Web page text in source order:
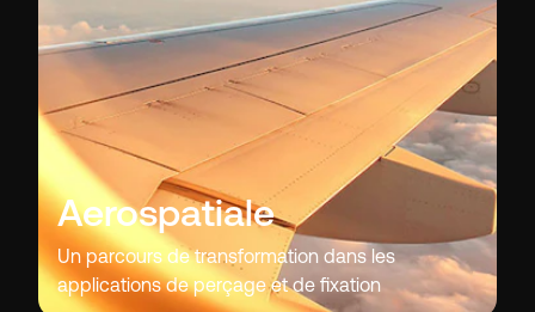
Aerospatiale
Un parcours de transformation dans les
applications de perçage et de fixation